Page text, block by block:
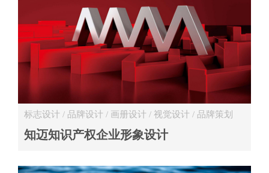
标志设计 / 品牌设计 / 画册设计 / 视觉设计 / 品牌策划
专业服务 / 文化活动
知迈知识产权企业形象设计